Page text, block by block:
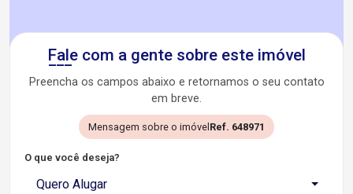
Fale com a gente sobre este imóvel
Preencha os campos abaixo e retornamos o seu contato
em breve.
Mensagem sobre o imóvel Ref. 648971
O que você deseja?
Quero Alugar